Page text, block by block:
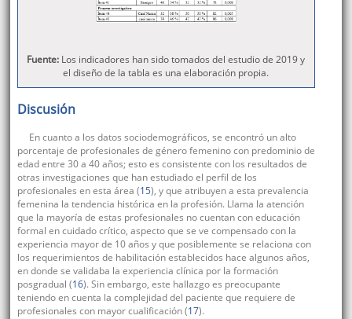
Fuente: Los indicadores han sido tomados del estudio de 2019 y
el diseño de la tabla es una elaboración propia.
Discusión
En cuanto a los datos sociodemográficos, se encontró un alto
porcentaje de profesionales de género femenino con predominio de
edad entre 30 a 40 años; esto es consistente con los resultados de
otras investigaciones que han estudiado el perfil de los
profesionales en esta área (15), y que atribuyen a esta prevalencia
femenina la tendencia histórica en la profesión. Llama la atención
que la mayoría de estas profesionales no cuentan con educación
formal en cuidado crítico, aspecto que se ve compensado con la
experiencia mayor de 10 años y que posiblemente se relaciona con
los requerimientos de habilitación establecidos hace algunos años,
en donde se validaba la experiencia clínica por la formación
posgradual (16). Sin embargo, este hallazgo es preocupante
teniendo en cuenta la complejidad del paciente que requiere de
profesionales con mayor cualificación (17).